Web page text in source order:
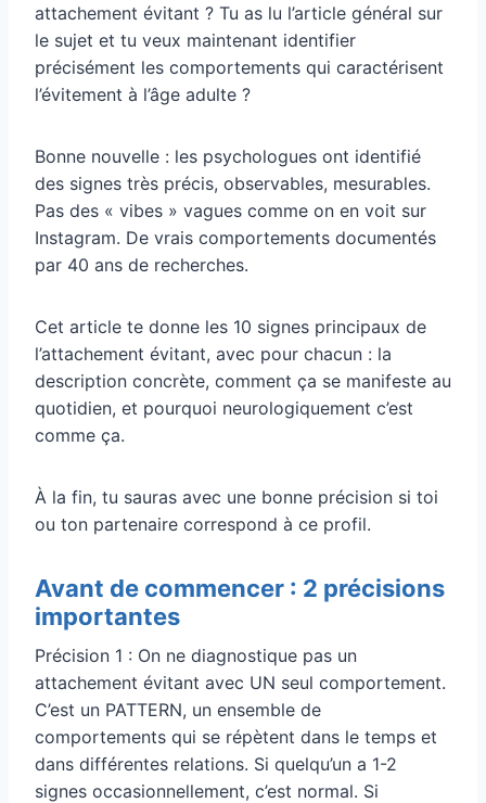
attachement évitant ? Tu as lu l’article général sur
le sujet et tu veux maintenant identifier
précisément les comportements qui caractérisent
l’évitement à l’âge adulte ?
Bonne nouvelle : les psychologues ont identifié
des signes très précis, observables, mesurables.
Pas des « vibes » vagues comme on en voit sur
Instagram. De vrais comportements documentés
par 40 ans de recherches.
Cet article te donne les 10 signes principaux de
l’attachement évitant, avec pour chacun : la
description concrète, comment ça se manifeste au
quotidien, et pourquoi neurologiquement c’est
comme ça.
À la fin, tu sauras avec une bonne précision si toi
ou ton partenaire correspond à ce profil.
Avant de commencer : 2 précisions
importantes
Précision 1 : On ne diagnostique pas un
attachement évitant avec UN seul comportement.
C’est un PATTERN, un ensemble de
comportements qui se répètent dans le temps et
dans différentes relations. Si quelqu’un a 1-2
signes occasionnellement, c’est normal. Si